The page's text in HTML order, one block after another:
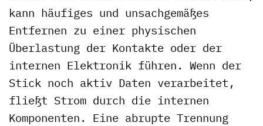
kann häufiges und unsachgemäßes
Entfernen zu einer physischen
Überlastung der Kontakte oder der
internen Elektronik führen. Wenn der
Stick noch aktiv Daten verarbeitet,
fließt Strom durch die internen
Komponenten. Eine abrupte Trennung